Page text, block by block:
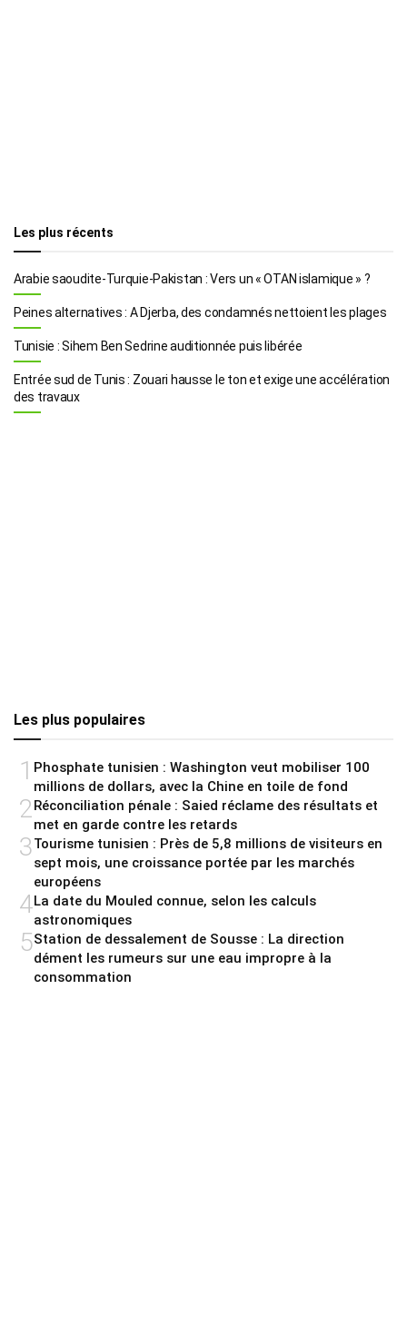
Les plus récents
Arabie saoudite-Turquie-Pakistan : Vers un « OTAN islamique » ?
Peines alternatives : A Djerba, des condamnés nettoient les plages
Tunisie : Sihem Ben Sedrine auditionnée puis libérée
Entrée sud de Tunis : Zouari hausse le ton et exige une accélération
des travaux
Les plus populaires
1 Phosphate tunisien : Washington veut mobiliser 100
millions de dollars, avec la Chine en toile de fond
2Réconciliation pénale : Saied réclame des résultats et
met en garde contre les retards
3Tourisme tunisien : Près de 5,8 millions de visiteurs en
sept mois, une croissance portée par les marchés
européens
4La date du Mouled connue, selon les calculs
astronomiques
5Station de dessalement de Sousse : La direction
dément les rumeurs sur une eau impropre à la
consommation